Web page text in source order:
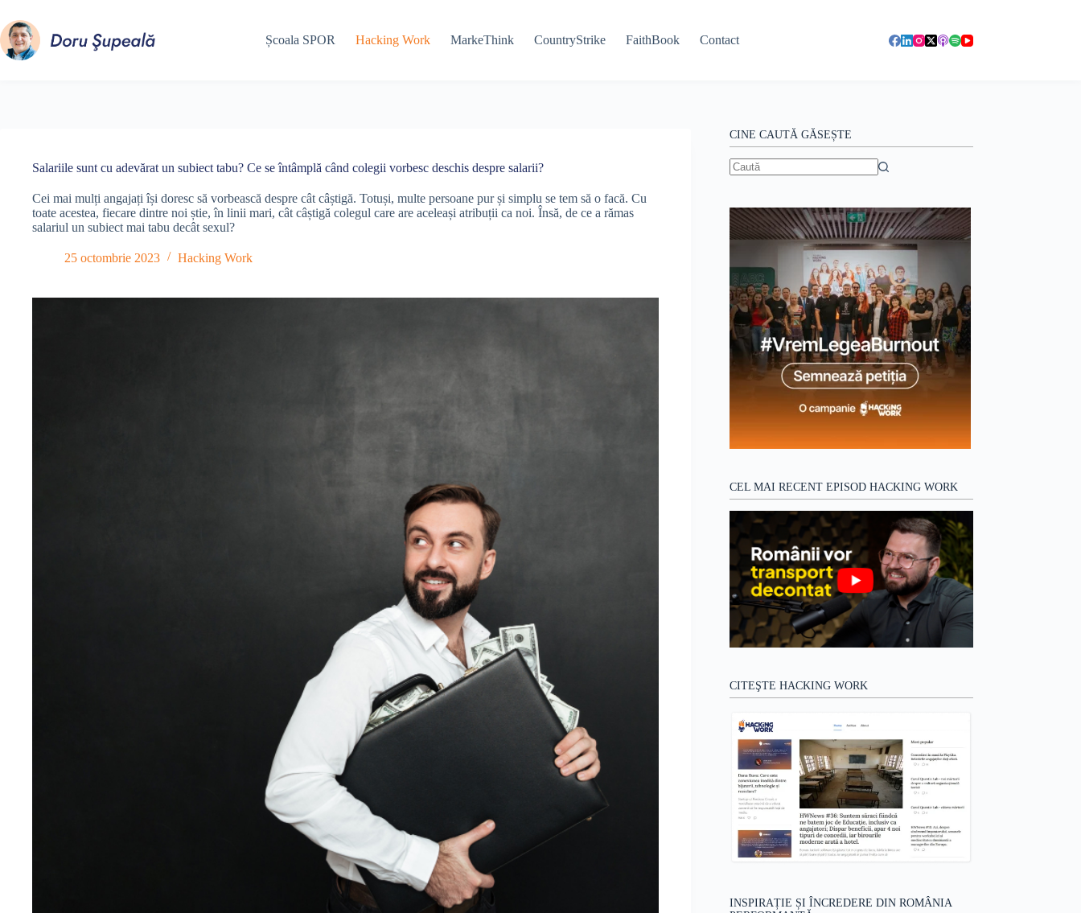
conținut
Școala SPOR Hacking Work MarkeThink CountryStrike FaithBook Contact
Salariile sunt cu adevărat un subiect tabu? Ce se întâmplă când colegii vorbesc deschis despre salarii?
Cei mai mulți angajați își doresc să vorbească despre cât câștigă. Totuși, multe persoane pur și simplu se tem să o facă. Cu
toate acestea, fiecare dintre noi știe, în linii mari, cât câștigă colegul care are aceleași atribuții ca noi. Însă, de ce a rămas
salariul un subiect mai tabu decât sexul?
25 octombrie 2023 Hacking Work
CINE CAUTĂ GĂSEȘTE
CEL MAI RECENT EPISOD HACKING WORK
CITEŞTE HACKING WORK
INSPIRAȚIE ȘI ÎNCREDERE DIN ROMÂNIA